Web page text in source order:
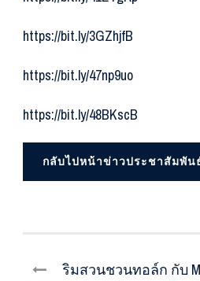
https://bit.ly/3GZhjfB
https://bit.ly/47np9uo
https://bit.ly/48BKscB
กลับไปหน้าข่าวประชาสัมพัน
ริมสวนชวนทอล์ก กับ